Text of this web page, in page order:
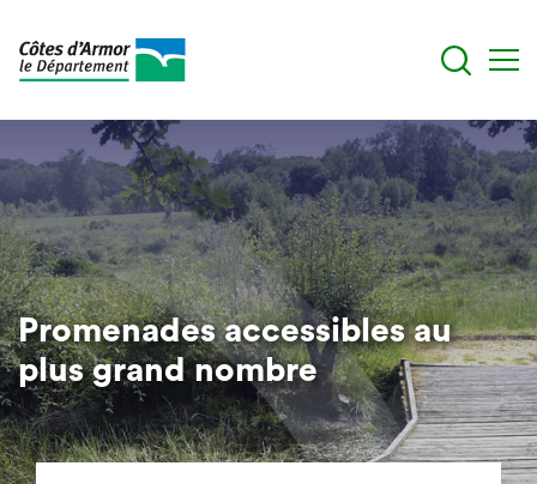
au
contenu
principal
Promenades accessibles au
plus grand nombre